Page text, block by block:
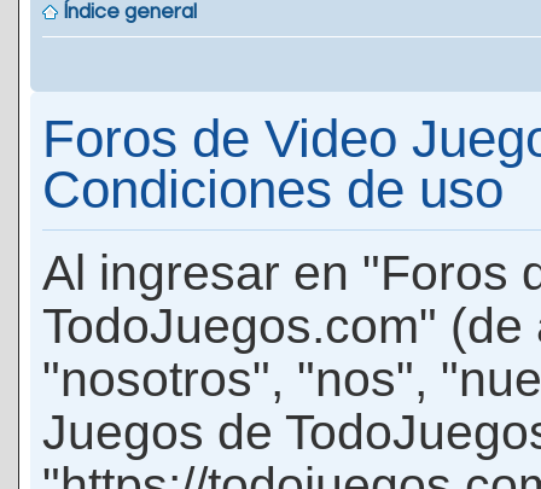
Índice general
Foros de Video
Condiciones de uso
Al ingresar en "Foros
TodoJuegos.com"
"nosotros", "nos",
Juegos de